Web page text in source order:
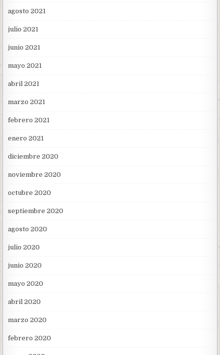
agosto 2021
julio 2021
junio 2021
mayo 2021
abril 2021
marzo 2021
febrero 2021
enero 2021
diciembre 2020
noviembre 2020
octubre 2020
septiembre 2020
agosto 2020
julio 2020
junio 2020
mayo 2020
abril 2020
marzo 2020
febrero 2020